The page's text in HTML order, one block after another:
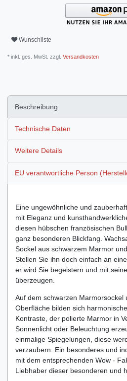
Wunschliste
* inkl. ges. MwSt. zzgl. Versandkosten
Beschreibung
Technische Daten
Weitere Details
EU verantwortliche Person
Eine ungewöhnliche und
mit Eleganz und
diesen hübschen französischen
ganz besonderen Blickfang.
Sockel aus schwarzem Marmor
Stellen Sie ihn doch einfach an
er wird Sie begeistern und mit
überzeugen.
Auf dem schwarzen Marmorsockel
Oberfläche bilden sich
Kontraste, der polierte Marmor in
Sonnenlicht oder Beleuchtung
einmalige Spiegelungen, diese
verzaubern. Ein besonderes und
mit dem entsprechenden Wow -
Liebhaber dieser besonderen und